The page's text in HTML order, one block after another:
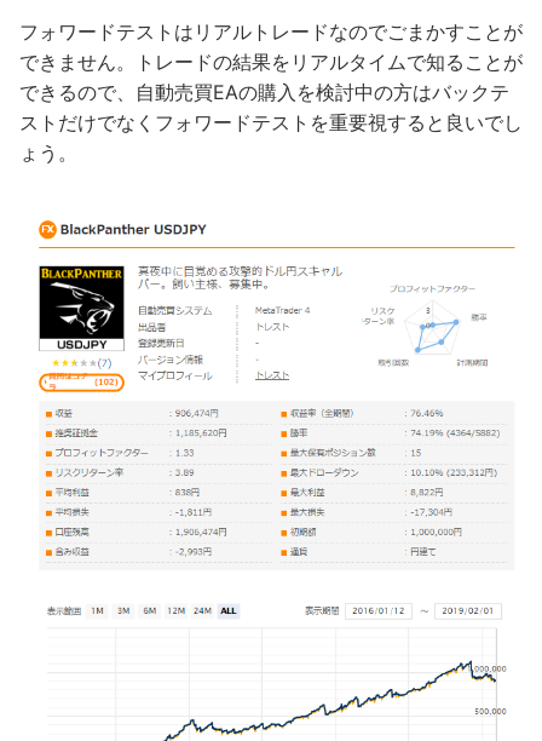
フォワードテストはリアルトレードなのでごまかすことが
できません。トレードの結果をリアルタイムで知ることが
できるので、自動売買EAの購入を検討中の方はバックテ
ストだけでなくフォワードテストを重要視すると良いでし
ょう。